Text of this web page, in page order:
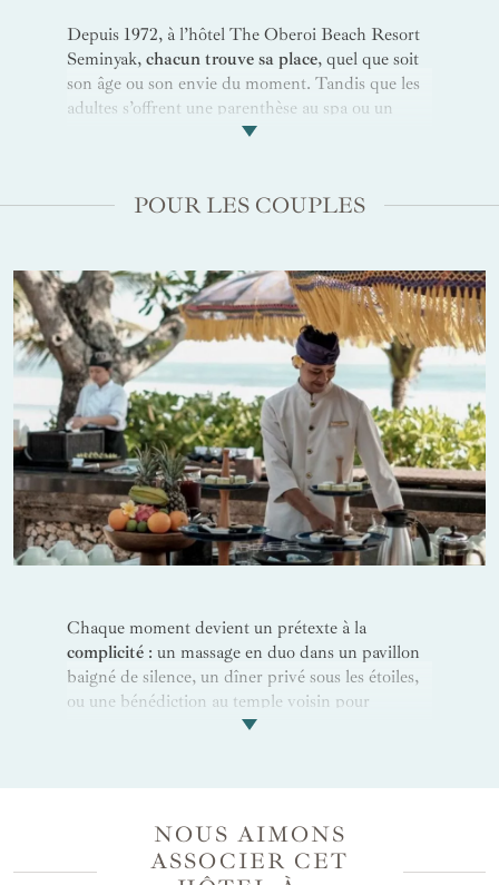
Depuis 1972, à l’hôtel The Oberoi Beach Resort
Seminyak, chacun trouve sa place, quel que soit
son âge ou son envie du moment. Tandis que les
adultes s’offrent une parenthèse au spa ou un
dîner à la lueur des bougies de l'amphithéâtre en
jeux et découvertes. Ensemble, on part pédaler le
tortues rejoindre l’océan au lever du jour. Un lieu
pourse retrouver,partager, et faire naître des
souvenirs que l’on emporte bien au-delà du
voyage.
POUR LES COUPLES
Chaque moment devient un prétexte à la
complicité : un massage en duo dans un pavillon
baigné de silence, un dîner privé sous les étoiles,
ou une bénédiction au temple voisin pour
célébrer ce lien unique. Pour une
s'émerveiller face à la faune marine, créer des
souvenirs à deux. On se laisse porter par la
douceur des journées qui s’étirent, les regards
NOUS AIMONS
ASSOCIER CET